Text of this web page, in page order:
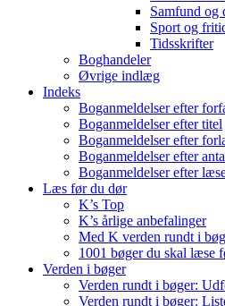
Samfund og
Sport og
Tidsskrifter
Boghandeler
Øvrige indlæg
Indeks
Boganmeldelser efter
Boganmeldelser efter titel
Boganmeldelser efter
Boganmeldelser efter
Boganmeldelser efter
Læs før du dør
K’s Top
K’s årlige anbefalinger
Med K verden rundt i
1001 bøger du skal læse
Verden i bøger
Verden rundt i bøger:
Verden rundt i bøger: